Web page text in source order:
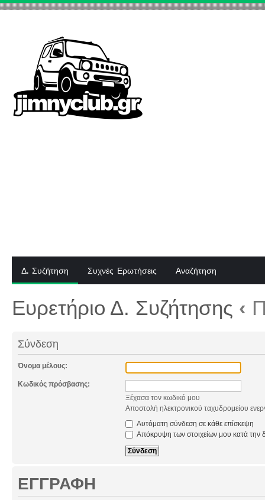
Δ. Συζήτηση Συχνές Ερωτήσεις Αναζήτηση
Ευρετήριο Δ. Συζήτησης ‹
Σύνδεση
Όνομα μέλους:
Κωδικός πρόσβασης:
Ξέχασα τον κωδικό μου
Αποστολή ηλεκτρονικού ταχυδρομείου
Αυτόματη σύνδεση σε κάθε επίσκεψη
Απόκρυψη των στοιχείων μου κατά την
ΕΓΓΡΑΦΉ